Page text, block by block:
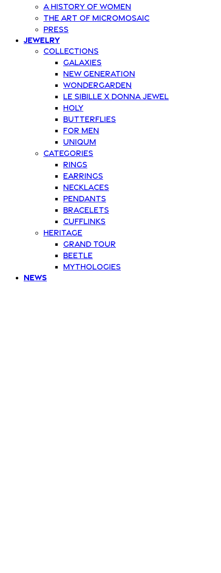
A history of women
The art of Micromosaic
Press
Jewelry
Collections
Galaxies
New Generation
Wondergarden
Le Sibille x Donna Jewel
Holy
Butterflies
For Men
Uniqum
Categories
Rings
Earrings
Necklaces
Pendants
Bracelets
Cufflinks
Heritage
Grand Tour
Beetle
Mythologies
News